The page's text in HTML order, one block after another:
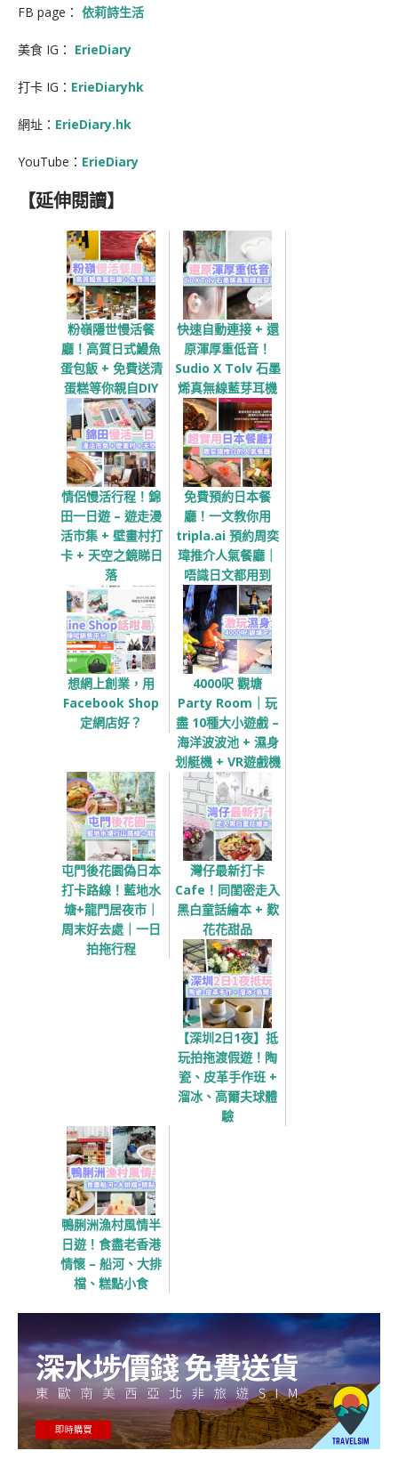
FB page： 依莉詩生活
美食 IG： ErieDiary
打卡 IG： ErieDiaryhk
網址： ErieDiary.hk
YouTube： ErieDiary
【延伸閱讀】
粉嶺隱世慢活餐
廳！高質日式鰻魚
蛋包飯 + 免費送清
蛋糕等你親自DIY
快速自動連接 + 還
原渾厚重低音！
Sudio X Tolv 石墨
烯真無線藍芽耳機
情侶慢活行程！錦
田一日遊 – 遊走漫
活市集 + 壁畫村打
卡 + 天空之鏡睇日
落
免費預約日本餐
廳！一文教你用
tripla.ai 預約周奕
瑋推介人氣餐廳｜
唔識日文都用到
想網上創業，用
Facebook Shop
定網店好？
4000呎 觀塘
Party Room｜玩
盡 10種大小遊戲 –
海洋波波池 + 濕身
划艇機 + VR遊戲機
屯門後花園偽日本
打卡路線！藍地水
塘+龍門居夜市｜
周末好去處｜一日
拍拖行程
灣仔最新打卡
Cafe！同閨密走入
黑白童話繪本 + 歎
花花甜品
【深圳2日1夜】抵
玩拍拖渡假遊！陶
瓷、皮革手作班 +
溜冰、高爾夫球體
驗
鴨脷洲漁村風情半
日遊！食盡老香港
情懷 – 船河、大排
檔、糕點小食